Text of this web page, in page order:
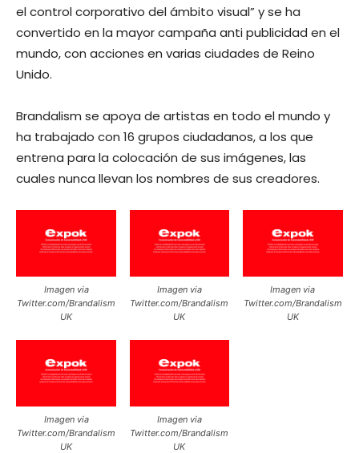
el control corporativo del ámbito visual” y se ha
convertido en la mayor campaña anti publicidad en el
mundo, con acciones en varias ciudades de Reino
Unido.
Brandalism se apoya de artistas en todo el mundo y
ha trabajado con 16 grupos ciudadanos, a los que
entrena para la colocación de sus imágenes, las
cuales nunca llevan los nombres de sus creadores.
Imagen via
Twitter.com/Brandalism
UK
Imagen via
Twitter.com/Brandalism
UK
Imagen via
Twitter.com/Brandalism
UK
Imagen via
Twitter.com/Brandalism
UK
Imagen via
Twitter.com/Brandalism
UK